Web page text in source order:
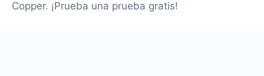
Copper. ¡Prueba una prueba gratis!